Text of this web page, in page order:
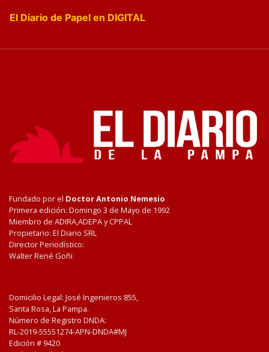
El Diario de Papel en DIGITAL
Fundado por el Doctor Antonio Nemesio
Primera edición: Domingo 3 de Mayo de 1992
Miembro de ADIRA,ADEPA y CPPAL
Propietario: El Diario SRL
Director Periodístico:
Walter René Goñi
Domicilio Legal: José Ingenieros 855,
Santa Rosa, La Pampa.
Número de Registro DNDA:
RL-2019-55551274-APN-DNDA#MJ
Edición # 9420